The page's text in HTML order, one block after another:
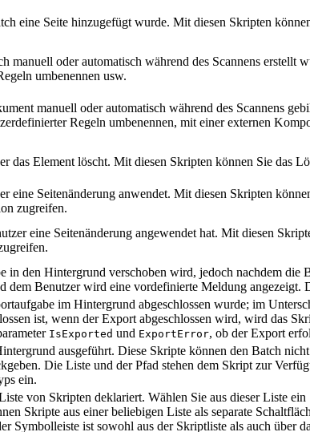
eine Seite hinzugefügt wurde. Mit diesen Skripten
manuell oder automatisch während des Scannens
umbenennen usw.
manuell oder automatisch während des Scannens
Regeln umbenennen, mit einer externen
das Element löscht. Mit diesen Skripten können Sie das
eine Seitenänderung anwendet. Mit diesen Skripten
zugreifen.
eine Seitenänderung angewendet hat. Mit diesen
in den Hintergrund verschoben wird, jedoch nachdem
dem Benutzer wird eine vordefinierte Meldung angezeigt.
im Hintergrund abgeschlossen wurde; im
ist, wenn der Export abgeschlossen wird, wird das
IsExported und ExportError, ob der Export
ausgeführt. Diese Skripte können den Batch
Die Liste und der Pfad stehen dem Skript zur
ein.
von Skripten deklariert. Wählen Sie aus dieser Liste
Skripte aus einer beliebigen Liste als separate
Symbolleiste ist sowohl aus der Skriptliste als auch über